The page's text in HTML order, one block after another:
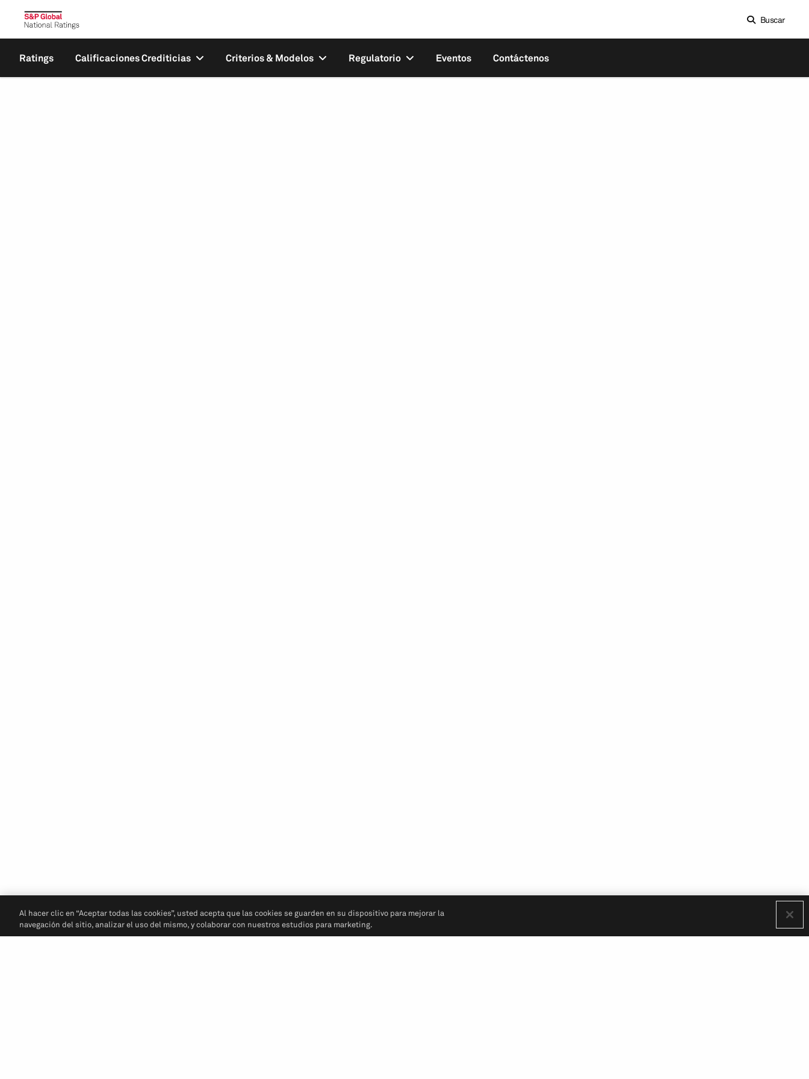
Buscar
Ratings Calificaciones Crediticias Criterios & Modelos Regulatorio Eventos Contáctenos
Al hacer clic en “Aceptar todas las cookies”, usted acepta que las cookies se guarden en su dispositivo para mejorar la
navegación del sitio, analizar el uso del mismo, y colaborar con nuestros estudios para marketing.